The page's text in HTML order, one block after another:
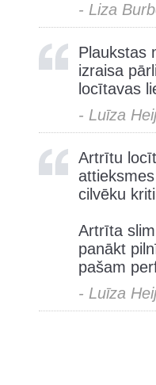
- Liza
Plaukstas
izraisa
locītavas
- Luīza
Artrītu
cilvēku
Artrīta
panākt
pašam
- Luīza